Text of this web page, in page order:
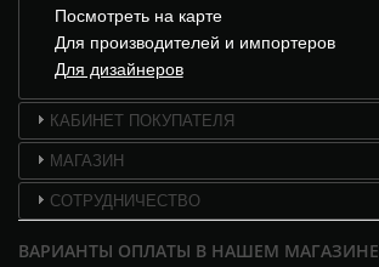
Посмотреть на карте
Для производителей и импортеров
Для дизайнеров
КАБИНЕТ ПОКУПАТЕЛЯ
МАГАЗИН
СОТРУДНИЧЕСТВО
ВАРИАНТЫ ОПЛАТЫ В НАШЕМ МАГАЗИНЕ